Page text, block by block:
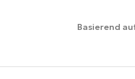
Basierend